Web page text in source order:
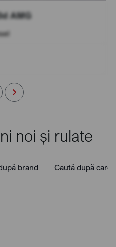
AMG
noi și rulate
brand Caută după